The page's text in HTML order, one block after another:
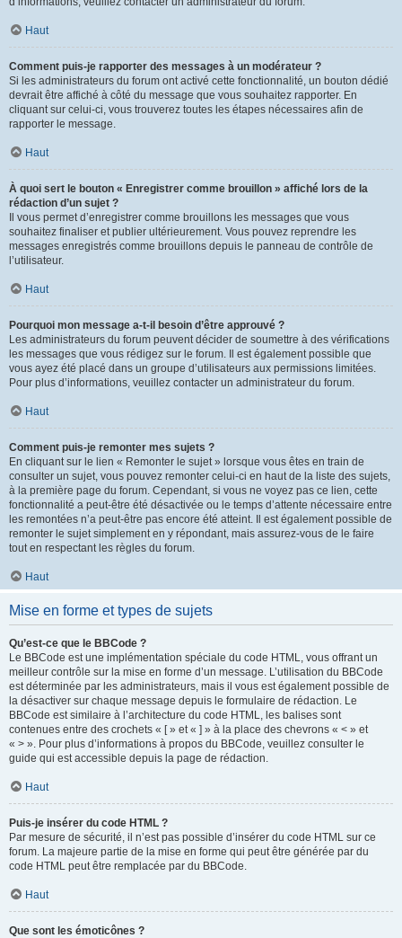
Haut
Comment puis-je rapporter des messages à un modérateur ?
Si les administrateurs du forum ont activé cette fonctionnalité, un bouton dédié
devrait être affiché à côté du message que vous souhaitez rapporter. En
cliquant sur celui-ci, vous trouverez toutes les étapes nécessaires afin de
rapporter le message.
Haut
À quoi sert le bouton « Enregistrer comme brouillon » affiché lors de la
rédaction d’un sujet ?
Il vous permet d’enregistrer comme brouillons les messages que vous
souhaitez finaliser et publier ultérieurement. Vous pouvez reprendre les
messages enregistrés comme brouillons depuis le panneau de contrôle de
l’utilisateur.
Haut
Pourquoi mon message a-t-il besoin d’être approuvé ?
Les administrateurs du forum peuvent décider de soumettre à des vérifications
les messages que vous rédigez sur le forum. Il est également possible que
vous ayez été placé dans un groupe d’utilisateurs aux permissions limitées.
Pour plus d’informations, veuillez contacter un administrateur du forum.
Haut
Comment puis-je remonter mes sujets ?
En cliquant sur le lien « Remonter le sujet » lorsque vous êtes en train de
consulter un sujet, vous pouvez remonter celui-ci en haut de la liste des sujets,
à la première page du forum. Cependant, si vous ne voyez pas ce lien, cette
fonctionnalité a peut-être été désactivée ou le temps d’attente nécessaire entre
les remontées n’a peut-être pas encore été atteint. Il est également possible de
remonter le sujet simplement en y répondant, mais assurez-vous de le faire
tout en respectant les règles du forum.
Haut
Mise en forme et types de sujets
Qu’est-ce que le BBCode ?
Le BBCode est une implémentation spéciale du code HTML, vous offrant un
meilleur contrôle sur la mise en forme d’un message. L’utilisation du BBCode
est déterminée par les administrateurs, mais il vous est également possible de
la désactiver sur chaque message depuis le formulaire de rédaction. Le
BBCode est similaire à l’architecture du code HTML, les balises sont
contenues entre des crochets « [ » et « ] » à la place des chevrons « < » et
« > ». Pour plus d’informations à propos du BBCode, veuillez consulter le
guide qui est accessible depuis la page de rédaction.
Haut
Puis-je insérer du code HTML ?
Par mesure de sécurité, il n’est pas possible d’insérer du code HTML sur ce
forum. La majeure partie de la mise en forme qui peut être générée par du
code HTML peut être remplacée par du BBCode.
Haut
Que sont les émoticônes ?